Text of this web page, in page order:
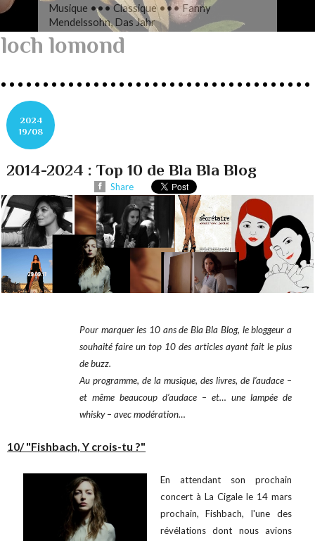
Musique ••• Classique ••• Fanny
Mendelssohn, Das Jahr
loch lomond
2024
19/08
2014-2024 : Top 10 de Bla Bla Blog
Share
Pour marquer les 10 ans de Bla Bla Blog, le bloggeur a
souhaité faire un top 10 des articles ayant fait le plus
de buzz.
Au programme, de la musique, des livres, de l’audace –
et même beaucoup d’audace – et… une lampée de
whisky – avec modération…
10/ "Fishbach, Y crois-tu ?"
En attendant son prochain
concert à La Cigale le 14 mars
prochain, Fishbach, l'une des
révélations dont nous avions